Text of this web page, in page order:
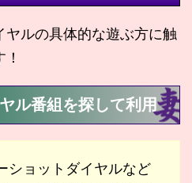
ヤルの具体的な遊ぶ方に触
ル番組を探して利用
ショットダイヤルなど